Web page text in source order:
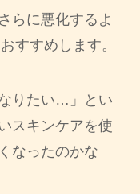
らに悪化するよ
すすめします。
りたい…」とい
スキンケアを使
なったのかな